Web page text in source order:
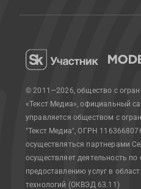
© 2011—2026, общество с
«Текст Медиа», официальный
управляется обществом с
"Текст Медиа", ОГРН
осуществляться партнерами
осуществляет деятельность
предоставлению услуг в
технологий (ОКВЭД 63.11)